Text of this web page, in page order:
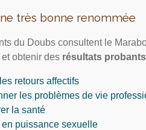
très bonne renommée
du Doubs consultent le
obtenir des résultats probants
retours affectifs
les problèmes de vie
la santé
en puissance sexuelle